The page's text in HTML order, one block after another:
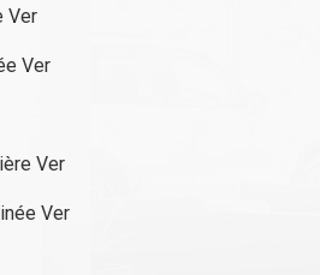
Ver
Ver
Ver
Ver